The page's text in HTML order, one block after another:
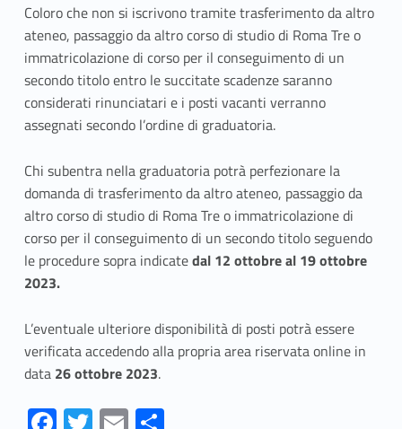
Coloro che non si iscrivono tramite trasferimento da altro
ateneo, passaggio da altro corso di studio di Roma Tre o
immatricolazione di corso per il conseguimento di un
secondo titolo entro le succitate scadenze saranno
considerati rinunciatari e i posti vacanti verranno
assegnati secondo l’ordine di graduatoria.
Chi subentra nella graduatoria potrà perfezionare la
domanda di trasferimento da altro ateneo, passaggio da
altro corso di studio di Roma Tre o immatricolazione di
corso per il conseguimento di un secondo titolo seguendo
le procedure sopra indicatedal 12 ottobre al 19 ottobre
2023.
L’eventuale ulteriore disponibilità di posti potrà essere
verificata accedendo alla propria area riservata online in
data 26 ottobre 2023.